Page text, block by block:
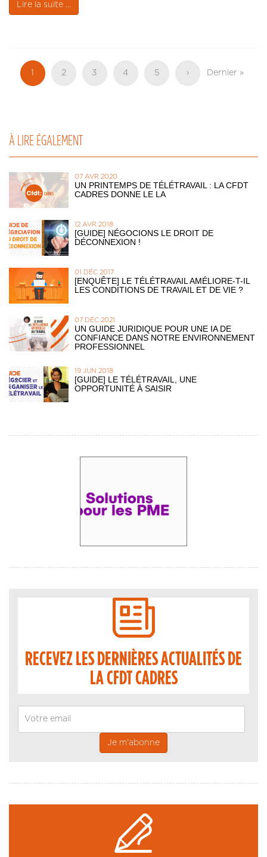
Lire la suite ...
Pagination
Page
actuelle
1 Page
2 Page
3 Page
4 Page
5
Page
›
Dernière
Dernier »
À LIRE ÉGALEMENT
07 AVR 2020
UN PRINTEMPS DE TÉLÉTRAVAIL : LA CFDT
CADRES DONNE LE LA
12 AVR 2018
[GUIDE] NÉGOCIONS LE DROIT DE
DÉCONNEXION !
01 DÉC 2017
[ENQUÊTE] LE TÉLÉTRAVAIL AMÉLIORE-T-IL
LES CONDITIONS DE TRAVAIL ET DE VIE ?
07 DÉC 2021
UN GUIDE JURIDIQUE POUR UNE IA DE
CONFIANCE DANS NOTRE ENVIRONNEMENT
PROFESSIONNEL
19 JUN 2018
[GUIDE] LE TÉLÉTRAVAIL, UNE
OPPORTUNITÉ À SAISIR
RECEVEZ LES DERNIÈRES ACTUALITÉS DE
LA CFDT CADRES